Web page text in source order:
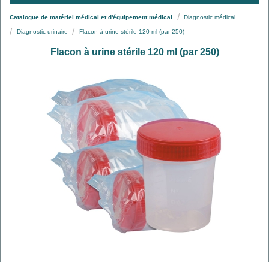
Catalogue de matériel médical et d'équipement médical Diagnostic médical
Diagnostic urinaire Flacon à urine stérile 120 ml (par 250)
Flacon à urine stérile 120 ml (par 250)